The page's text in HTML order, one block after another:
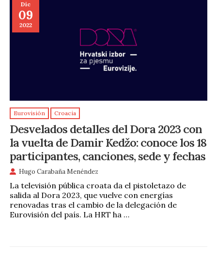
Dic
09
2022
Eurovisión Croacia
Desvelados detalles del Dora 2023 con
la vuelta de Damir Kedžo: conoce los 18
participantes, canciones, sede y fechas
Hugo Carabaña Menéndez
La televisión pública croata da el pistoletazo de
salida al Dora 2023, que vuelve con energías
renovadas tras el cambio de la delegación de
Eurovisión del país. La HRT ha …